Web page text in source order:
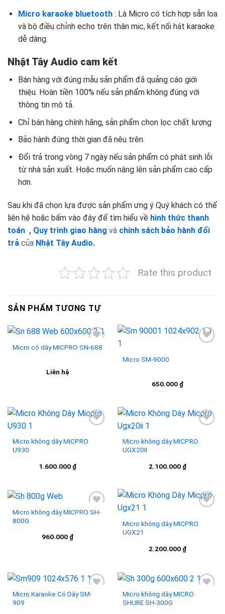
Micro karaoke bluetooth: Là Micro có tích hợp sẵn loa
và bộ điều chỉnh echo trên thân mic, kết nối hát karaoke
dễ dàng.
Nhật Tây Audio cam kết
Bán hàng với đúng mẫu sản phẩm đã quảng cáo giới
thiệu. Hoàn tiền 100% nếu sản phẩm không đúng với
thông tin mô tả.
Chỉ bán hàng chính hãng, sản phẩm chọn lọc chất lượng
Bảo hành đúng thời gian đã nêu trên.
Đổi trả trong vòng 7 ngày nếu sản phẩm có phát sinh lỗi
từ nhà sản xuất. Hoặc muốn nâng lên sản phẩm cao cấp
hơn.
Sau khi đã chọn lựa được sản phẩm ưng ý Quý khách có thể
liên hệ hoặc bấm vào đây để tìm hiểu về hình thức thanh
toán , Quy trình giao hàng và chính sách bảo hành đổi
trả của Nhật Tây Audio.
Rate this product
SẢN PHẨM TƯƠNG TỰ
Micro có dây MICPRO SN-688
Liên hệ
Micro SM-9000
650.000 ₫
Micro không dây MICPRO
U930
1.600.000 ₫
Micro không dây MICPRO
UGX20II
2.100.000 ₫
Micro không dây MICPRO SH-
800G
960.000 ₫
Micro không dây MICPRO
UGX21
2.200.000 ₫
Micro Karaoke Có Dây SM-
909
Micro không dây MICRO
SHURE SH-300G